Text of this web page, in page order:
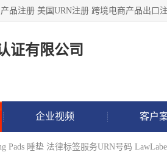
证有限公司
企业视频 客户
Pads 睡垫 法律标签服务URN号码